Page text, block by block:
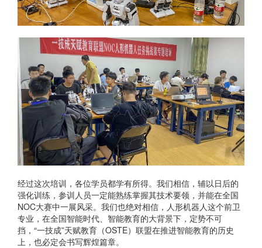
经过这次培训，各位学员都学有所得。我们相信，辅以日后的
强化训练，参训人员一定能熟练掌握其技术要领，并能在全国
NOC大赛中一展风采。我们也绝对相信，人形机器人这个前卫
专业，在全国智能时代、智能教育的大背景下，定势不可
挡，“一技成”天赋教育（OSTE）联盟在推进智能教育的历史
上，也必定会书写辉煌篇章。